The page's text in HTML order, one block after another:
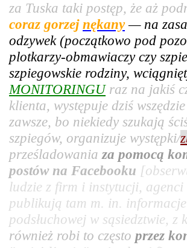
za Tuska taki postęp, że aż
coraz gorzejnękany— na
odzywek (początkowo pod
plotkarzy-obmawiaczy czy
szpiegowskie rodziny,
MONITORINGUraz na jakiś
klienta, występuje dziś
zawsze, bo niekiedy szukają
szpiegów, organizuje występki/
prześladowania za pomocą
postów na Facebooku
ludzie z firm i instytucji,
publikują tam m. in.
podsłuchowej w sąsiedztwie,
również robi to często przez